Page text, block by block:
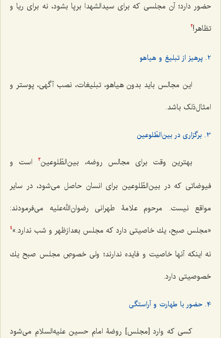
حضور دارد؛ آن مجلسی كه برای سیدالشهدا برپا بشود، نه برای ریا و
تظاهر!2
2. پرهیز از تبلیغ و هیاهو
این مجالس باید بدون هیاهو، تبلیغات، نصب آگهی، پوستر و
امثال‌ذلک باشد.
3. برگزاری در بین‌الطّلوعین
بهترین وقت برای مجالس روضه، بین‌الطّلوعین3است و
فیوضاتی که در بین‌الطّلوعین برای انسان حاصل می‌شود، در سایر
مواقع نیست. مرحوم علامۀ طهرانی رضوان‌الله‌علیه می‌فرمودند:
«مجلس صبح، یك خاصیتی دارد كه مجلس بعدازظهر و شب ندارد.»4
نه اینكه آنها خاصیت و فایده ندارند؛ ولی خصوصِ مجلس صبح یك
خصوصیتی دارد.
4. حضور با طهارت و آراستگی
کسی که وارد [مجلس] روضۀ امام حسین علیه‌السلام می‌شود